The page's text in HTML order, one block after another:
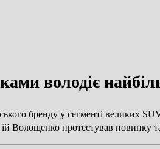
володіє
бренду у сегменті великих
Волощенко протестував новинку